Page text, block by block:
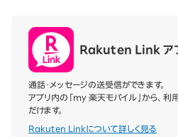
Rakuten Link ア
通話・メッセージの送受信ができます。
アプリ内の「my 楽天モバイル」から、
だけます。
Rakuten Linkについて詳しく見る